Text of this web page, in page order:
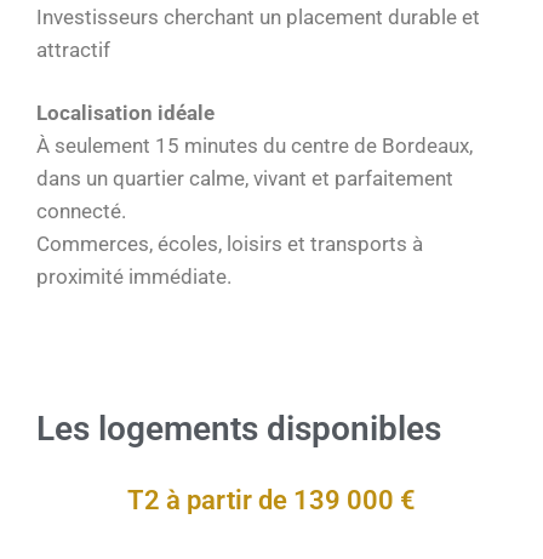
Investisseurs cherchant un placement durable et
attractif
Localisation idéale
À seulement 15 minutes du centre de Bordeaux,
dans un quartier calme, vivant et parfaitement
connecté.
Commerces, écoles, loisirs et transports à
proximité immédiate.
Les logements disponibles
T2 à partir de 139 000 €